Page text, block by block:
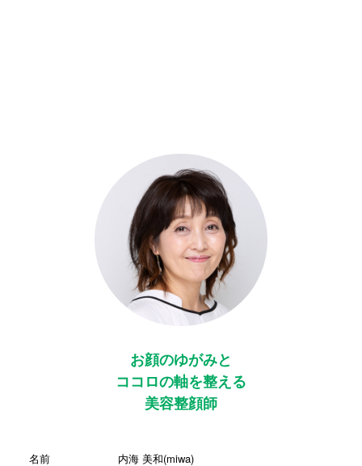
お顔のゆがみと
ココロの軸を整える
美容整顔師
名前 内海 美和(miwa)